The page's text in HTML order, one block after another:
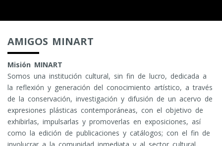
AMIGOS MINART
Misión MINART
Somos una institución cultural, sin fin de lucro, dedicada a
la reflexión y generación del conocimiento artístico, a través
de la conservación, investigación y difusión de un acervo de
expresiones plásticas contemporáneas, con el objetivo de
exhibirlas, impulsarlas y promoverlas en exposiciones, así
como la edición de publicaciones y catálogos; con el fin de